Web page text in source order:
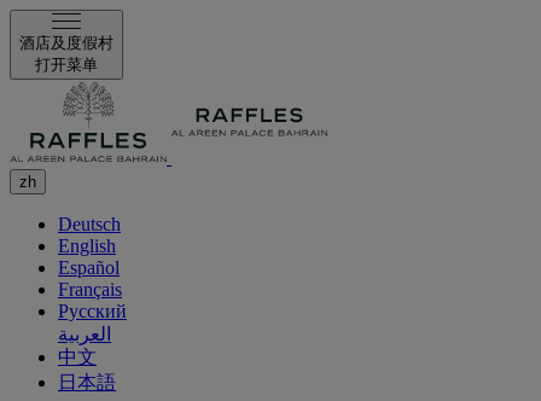
酒店及度假村
打开菜单
zh
Deutsch
English
Español
Français
Русский
العربية
中文
日本語